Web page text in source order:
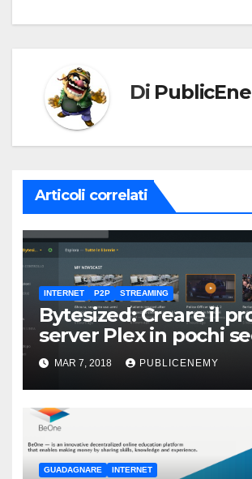
Di
Articoli correlati
INTERNET P2P STREAMING
Bytesized: Creare il
server Plex in pochi
MAR 7, 2018 PUBLICENEMY
GUADAGNARE INTERNET